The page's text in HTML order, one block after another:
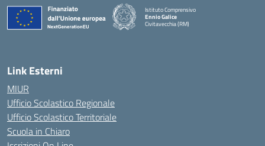
Istituto Comprensivo
Ennio Galice
Civitavecchia (RM)
Link Esterni
MIUR
Ufficio Scolastico Regionale
Ufficio Scolastico Territoriale
Scuola in Chiaro